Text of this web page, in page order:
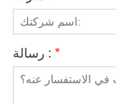
رسالة : *